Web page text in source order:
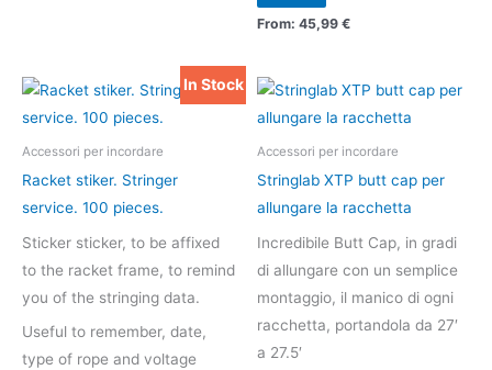
From: 45,99 €
In Stock
Accessori per incordare
Racket stiker. Stringer
service. 100 pieces.
Sticker sticker, to be affixed
to the racket frame, to remind
you of the stringing data.
Useful to remember, date,
type of rope and voltage
Il
prezzo
originale
8,00 €.
Il
prezzo
attuale
6,00 €.
Accessori per incordare
Stringlab XTP butt cap per
allungare la racchetta
Incredibile Butt Cap, in gradi
di allungare con un semplice
montaggio, il manico di ogni
racchetta, portandola da 27′
a 27.5′
Questo
prodotto
più
varianti.
opzioni
possono
essere
scelte